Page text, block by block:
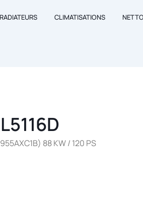
RADIATEURS CLIMATISATIONS
88 KW / 120 PS